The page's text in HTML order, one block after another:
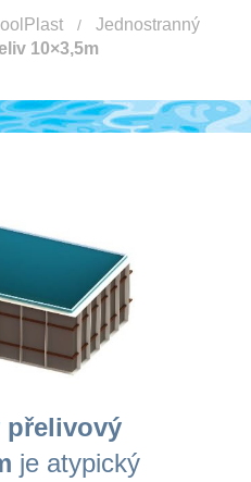
Jednostranný
10×3,5m
přelivový
je atypický